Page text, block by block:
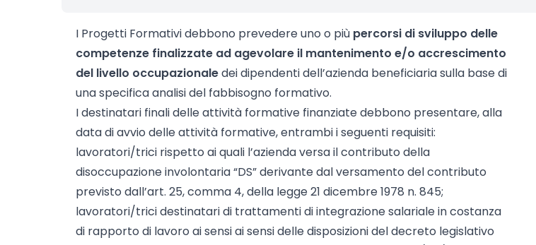
I Progetti Formativi debbono prevedere uno o più percorsi di sviluppo delle
competenze finalizzate ad agevolare il mantenimento e/o accrescimento
del livello occupazionaledei dipendenti dell’azienda beneficiaria sulla base di
una specifica analisi del fabbisogno formativo.
I destinatari finali delle attività formative finanziate debbono presentare, alla
data di avvio delle attività formative, entrambi i seguenti requisiti:
lavoratori/trici rispetto ai quali l’azienda versa il contributo della
disoccupazione involontaria “DS” derivante dal versamento del contributo
previsto dall’art. 25, comma 4, della legge 21 dicembre 1978 n. 845;
lavoratori/trici destinatari di trattamenti di integrazione salariale in costanza
di rapporto di lavoro ai sensi ai sensi delle disposizioni del decreto legislativo